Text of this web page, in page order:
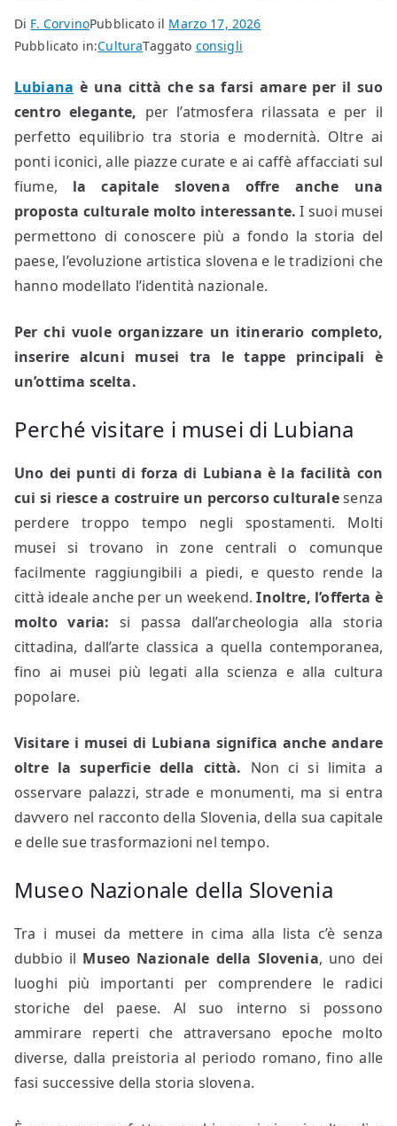
Di F. CorvinoPubblicato il Marzo 17, 2026
Pubblicato in:CulturaTaggato consigli
Lubiana è una città che sa farsi amare per il suo
centro elegante, per l’atmosfera rilassata e per il
perfetto equilibrio tra storia e modernità. Oltre ai
ponti iconici, alle piazze curate e ai caffè affacciati sul
fiume, la capitale slovena offre anche una
proposta culturale molto interessante. I suoi musei
permettono di conoscere più a fondo la storia del
paese, l’evoluzione artistica slovena e le tradizioni che
hanno modellato l’identità nazionale.
Per chi vuole organizzare un itinerario completo,
inserire alcuni musei tra le tappe principali è
un’ottima scelta.
Perché visitare i musei di Lubiana
Uno dei punti di forza di Lubiana è la facilità con
cui si riesce a costruire un percorso culturalesenza
perdere troppo tempo negli spostamenti. Molti
musei si trovano in zone centrali o comunque
facilmente raggiungibili a piedi, e questo rende la
città ideale anche per un weekend. Inoltre, l’offerta è
molto varia: si passa dall’archeologia alla storia
cittadina, dall’arte classica a quella contemporanea,
fino ai musei più legati alla scienza e alla cultura
popolare.
Visitare i musei di Lubiana significa anche andare
oltre la superficie della città. Non ci si limita a
osservare palazzi, strade e monumenti, ma si entra
davvero nel racconto della Slovenia, della sua capitale
e delle sue trasformazioni nel tempo.
Museo Nazionale della Slovenia
Tra i musei da mettere in cima alla lista c’è senza
dubbio il Museo Nazionale della Slovenia, uno dei
luoghi più importanti per comprendere le radici
storiche del paese. Al suo interno si possono
ammirare reperti che attraversano epoche molto
diverse, dalla preistoria al periodo romano, fino alle
fasi successive della storia slovena.